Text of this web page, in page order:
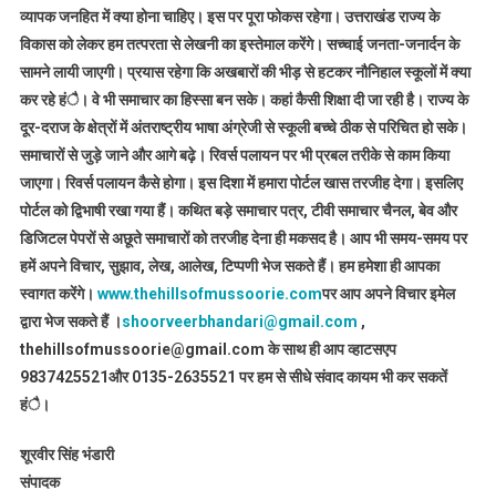
व्यापक जनहित में क्या होना चाहिए। इस पर पूरा फोकस रहेगा। उत्तराखंड राज्य के
विकास को लेकर हम तत्परता से लेखनी का इस्तेमाल करेंगे। सच्चाई जनता-जनार्दन के
सामने लायी जाएगी। प्रयास रहेगा कि अखबारों की भीड़ से हटकर नौनिहाल स्कूलों में क्या
कर रहे हंै। वे भी समाचार का हिस्सा बन सके। कहां कैसी शिक्षा दी जा रही है। राज्य के
दूर-दराज के क्षेत्रों में अंतराष्ट्रीय भाषा अंग्रेजी से स्कूली बच्चे ठीक से परिचित हो सके।
समाचारों से जुड़े जाने और आगे बढ़े। रिवर्स पलायन पर भी प्रबल तरीके से काम किया
जाएगा। रिवर्स पलायन कैसे होगा। इस दिशा में हमारा पोर्टल खास तरजीह देगा। इसलिए
पोर्टल को द्विभाषी रखा गया हैं। कथित बड़े समाचार पत्र, टीवी समाचार चैनल, बेव और
डिजिटल पेपरों से अछूते समाचारों को तरजीह देना ही मकसद है। आप भी समय-समय पर
हमें अपने विचार, सुझाव, लेख, आलेख, टिप्पणी भेज सकते हैं। हम हमेशा ही आपका
स्वागत करेंगे। www.thehillsofmussoorie.comपर आप अपने विचार इमेल
द्वारा भेज सकते हैं ।shoorveerbhandari@gmail.com ,
thehillsofmussoorie@gmail.com के साथ ही आप व्हाटसएप
9837425521और 0135-2635521 पर हम से सीधे संवाद कायम भी कर सकतें
हंै।
शूरवीर सिंह भंडारी
संपादक